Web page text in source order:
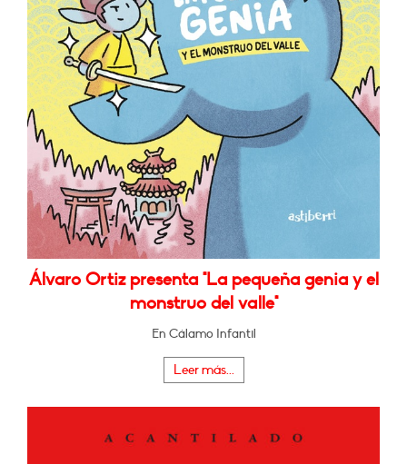
Álvaro Ortiz presenta "La pequeña genia y el
monstruo del valle"
En Cálamo Infantil
Leer más...